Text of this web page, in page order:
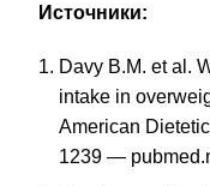
Источники:
Davy B.M. et al.
intake in
American
1239 —